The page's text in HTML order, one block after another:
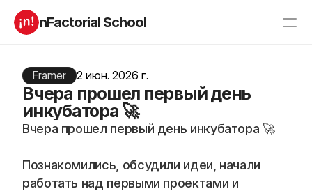
nFactorial School
О нас
Отзывы
Блог
Incubator 2026
Компаниям
Старт в ИТ
Андроид разработчик
Product manager
Генеративный ИИ
Framer 2 июн. 2026 г.
Вчера прошел первый день
инкубатора 🚀
Вчера прошел первый день инкубатора 🚀
Познакомились, обсудили идеи, начали
работать над первыми проектами и